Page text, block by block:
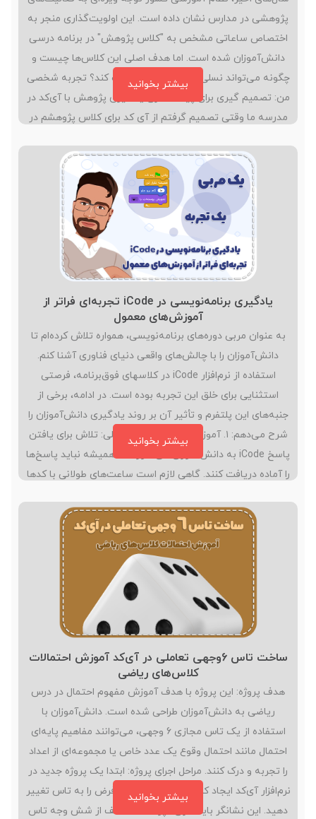
پژوهشی در مدارس نشان داده است. این اولویت‌گذاری منجر به
اختصاص ساعاتی مشخص به "کلاس پژوهش" در برنامه درسی
دانش‌آموزان شده است. اما هدف اصلی این کلاس‌ها چیست و
چگونه می‌تواند نسلی خلاق و متفکر تربیت کند؟ تجربه شخصی
من: تصمیم گیری برای پیاده سازی یادگیری پژوهش با آی‌کد در
مدرسه ما وقتی تصمیم گرفتم از آی کد برای کلاس پژوهشم در
هیچ چیز بلد نیستم. ضمن اینکه درباره روش های تدریس
برنامه نویسی…
بیشتر بخوانید
یادگیری برنامه‌نویسی در iCode تجربه‌ای فراتر از
آموزش‌های معمول
به عنوان مربی دوره‌های برنامه‌نویسی، همواره تلاش کرده‌ام تا
دانش‌آموزان را با چالش‌های واقعی دنیای فناوری آشنا کنم.
استفاده از نرم‌افزار iCode در کلاسهای فوق‌برنامه، فرصتی
استثنایی برای خلق این تجربه بوده است. در ادامه، برخی از
جنبه‌های این پلتفرم و تأثیر آن بر روند یادگیری دانش‌آموزان را
شرح می‌دهم: ۱. آموزش از طریق تجربه عملی: تلاش برای یافتن
پاسخ iCode به دانش‌آموزان می‌آموزد که همیشه نباید پاسخ‌ها
را آماده دریافت کنند. گاهی لازم است ساعت‌های طولانی با کدها
راه‌حل برسند. این فرآیند نه‌تنها مهارت حل مسئله را تقویت
می‌کند،…
بیشتر بخوانید
ساخت تاس 6وجهی تعاملی در آی‌کد آموزش احتمالات
کلاس‌های ریاضی
هدف پروژه: این پروژه با هدف آموزش مفهوم احتمال در درس
ریاضی به دانش‌آموزان طراحی شده است. دانش‌آموزان با
استفاده از یک تاس مجازی 6 وجهی، می‌توانند مفاهیم پایه‌ای
احتمال مانند احتمال وقوع یک عدد خاص یا مجموعه‌ای از اعداد
را تجربه و درک کنند. مراحل اجرای پروژه: ابتدا یک پروژه جدید در
نرم‌افزار آی‌کد ایجاد کنید. نام نشانگر پیش‌فرض را به تاس تغییر
دهید. این نشانگر باید دارای 6پوسته مختلف از شش وجه تاس
بیشتر بخوانید